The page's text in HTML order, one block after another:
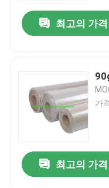
최고의 가격
가
최고의 가격